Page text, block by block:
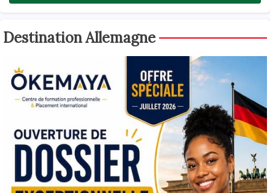
Destination Allemagne